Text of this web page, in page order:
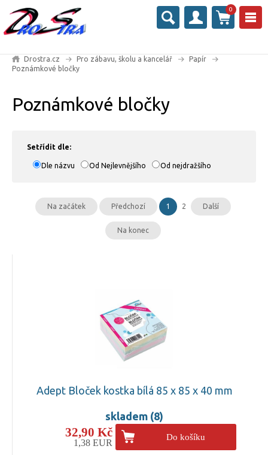
0
Drostra.cz Pro zábavu, školu a kancelář
Papír
Poznámkové bločky
Poznámkové bločky
Setřídit dle:
Dle názvu Od Nejlevnějšího Od nejdražšího
Na začátek Předchozí 1 2 Další
Na konec
Adept Bloček kostka bílá 85 x 85 x 40 mm
skladem (8)
32,90 Kč
1,38 EUR
Do košíku